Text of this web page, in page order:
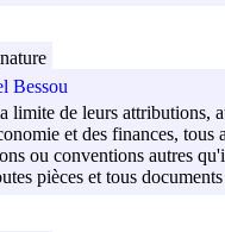
Bessou
limite de leurs attributions,
et des finances, tous
ou conventions autres
pièces et tous